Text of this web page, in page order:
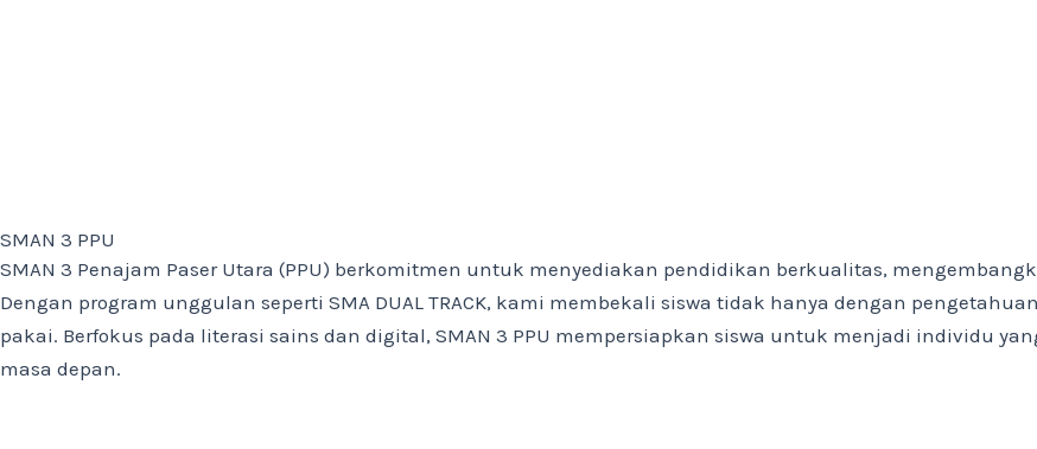
SMAN 3 PPU
SMAN 3 Penajam Paser Utara (PPU) berkomitmen untuk menyediakan pendidikan berkualitas,
Dengan program unggulan seperti SMA DUAL TRACK, kami membekali siswa tidak hanya dengan
pakai. Berfokus pada literasi sains dan digital, SMAN 3 PPU mempersiapkan siswa untuk menjadi individu
masa depan.